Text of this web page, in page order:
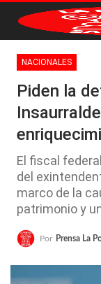
NACIONALES
Piden la
El fiscal
del
marco de la
patrimonio y
Por Prensa La